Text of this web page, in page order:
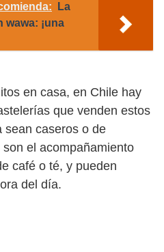
La
wawa: ¡una
en casa, en Chile hay
que venden estos
sean caseros o de
el acompañamiento
café o té, y pueden
del día.